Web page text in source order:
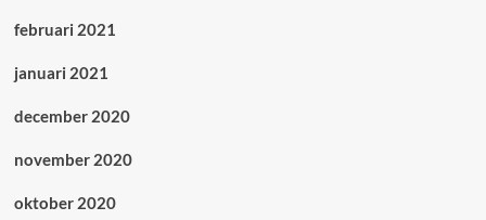
februari 2021
januari 2021
december 2020
november 2020
oktober 2020